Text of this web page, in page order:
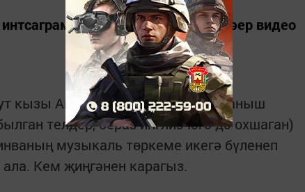
күптән түгел бик сәер видео
кызы Аисахна белән ниндидер таныш
телдер, бераз инглизчәгә дә охшаган)
музыкаль төркеме икегә бүленеп
Кем җиңгәнен карагыз.